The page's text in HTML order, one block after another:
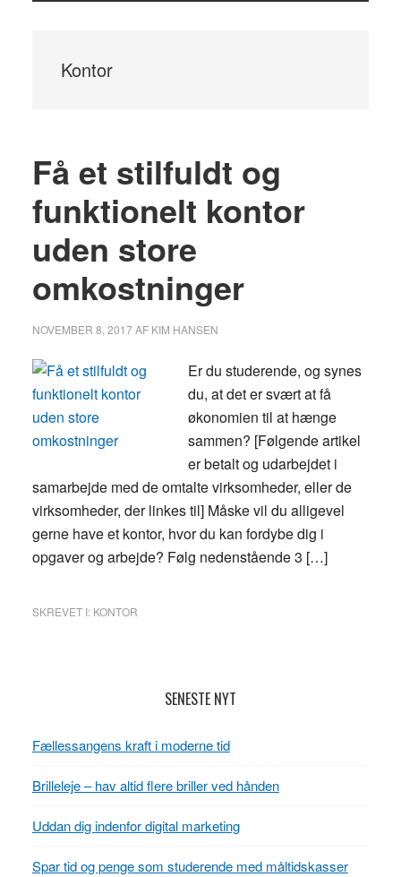
Kontor
Få et stilfuldt og
funktionelt kontor
uden store
omkostninger
NOVEMBER 8, 2017AF KIM HANSEN
Er du studerende, og synes
du, at det er svært at få
økonomien til at hænge
sammen? [Følgende artikel
er betalt og udarbejdet i
samarbejde med de omtalte virksomheder, eller de
virksomheder, der linkes til] Måske vil du alligevel
gerne have et kontor, hvor du kan fordybe dig i
opgaver og arbejde? Følg nedenstående 3 […]
SKREVET I: KONTOR
SENESTE NYT
Fællessangens kraft i moderne tid
Brilleleje – hav altid flere briller ved hånden
Uddan dig indenfor digital marketing
Spar tid og penge som studerende med måltidskasser